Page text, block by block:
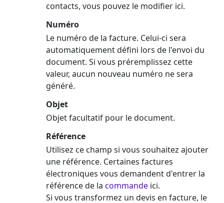
contacts, vous pouvez le modifier ici.
Numéro
Le numéro de la facture. Celui-ci sera
automatiquement défini lors de l'envoi du
document. Si vous préremplissez cette
valeur, aucun nouveau numéro ne sera
généré.
Objet
Objet facultatif pour le document.
Référence
Utilisez ce champ si vous souhaitez ajouter
une référence. Certaines factures
électroniques vous demandent d'entrer la
référence de la commande ici.
Si vous transformez un devis en facture, le